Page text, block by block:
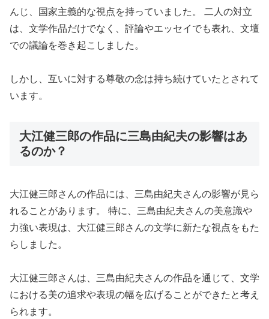
んじ、国家主義的な視点を持っていました。 二人の対立
は、文学作品だけでなく、評論やエッセイでも表れ、文壇
での議論を巻き起こしました。
しかし、互いに対する尊敬の念は持ち続けていたとされて
います。
大江健三郎の作品に三島由紀夫の影響はあ
るのか？
大江健三郎さんの作品には、三島由紀夫さんの影響が見ら
れることがあります。 特に、三島由紀夫さんの美意識や
力強い表現は、大江健三郎さんの文学に新たな視点をもた
らしました。
大江健三郎さんは、三島由紀夫さんの作品を通じて、文学
における美の追求や表現の幅を広げることができたと考え
られます。